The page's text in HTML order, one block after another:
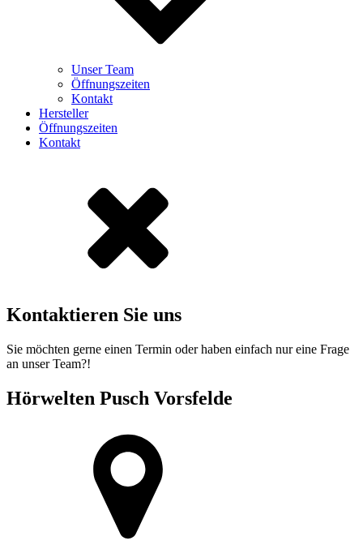
Unser Team
Öffnungszeiten
Kontakt
Hersteller
Öffnungszeiten
Kontakt
Kontaktieren Sie uns
Sie möchten gerne einen Termin oder haben einfach nur eine Frage
an unser Team?!
Hörwelten Pusch Vorsfelde